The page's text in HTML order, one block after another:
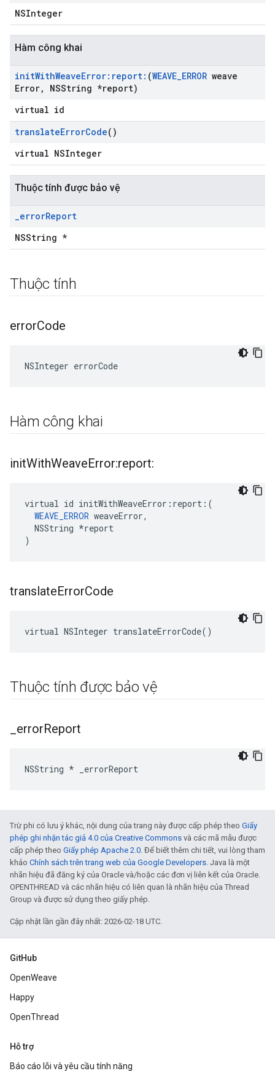
NSInteger
Hàm công khai
initWithWeaveError:report: (WEAVE_ERROR weave
Error,
NSString *report)
virtual id
translateErrorCode()
virtual NSInteger
Thuộc tính được bảo vệ
_errorReport
NSString *
Thuộc tính
errorCode
NSInteger errorCode
Hàm công khai
initWithWeaveError:report:
virtual id initWithWeaveError:report:(
WEAVE_ERROR weaveError,
  NSString *report
)
translateErrorCode
virtual NSInteger translateErrorCode()
Thuộc tính được bảo vệ
errorReport
NSString * _errorReport
Trừ phi có lưu ý khác, nội dung của trang này được cấp phép theo Giấy
phép ghi nhận tác giả 4.0 của Creative Commons và các mã mẫu được
cấp phép theo Giấy phép Apache 2.0. Để biết thêm chi tiết, vui lòng tham
khảo Chính sách trên trang web của Google Developers. Java là một
nhãn hiệu đã đăng ký của Oracle và/hoặc các đơn vị liên kết của Oracle.
OPENTHREAD và các nhãn hiệu có liên quan là nhãn hiệu của Thread
Group và được sử dụng theo giấy phép.
Cập nhật lần gần đây nhất: 2026-02-18 UTC.
GitHub
OpenWeave
Happy
OpenThread
Hỗ trợ
Báo cáo lỗi và yêu cầu tính năng